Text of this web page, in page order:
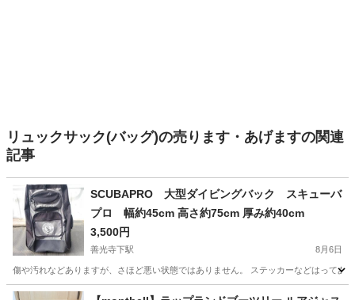
リュックサック(バッグ)の売ります・あげますの関連
記事
SCUBAPRO 大型ダイビングバック スキューバ
プロ 幅約45cm 高さ約75cm 厚み約40cm
3,500円
善光寺下駅 8月6日
傷や汚れなどありますが、さほど悪い状態ではありません。 ステッカーなどはって
長野 長野市 バッグ SCUBAPRO